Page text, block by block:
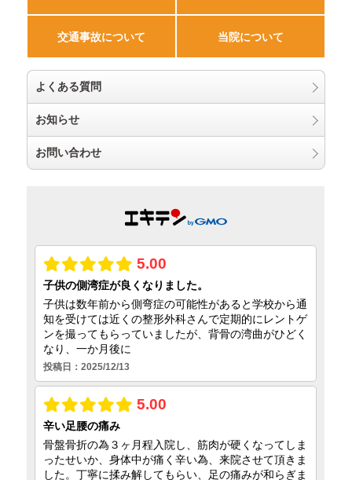
交通事故について 当院について
よくある質問
お知らせ
お問い合わせ